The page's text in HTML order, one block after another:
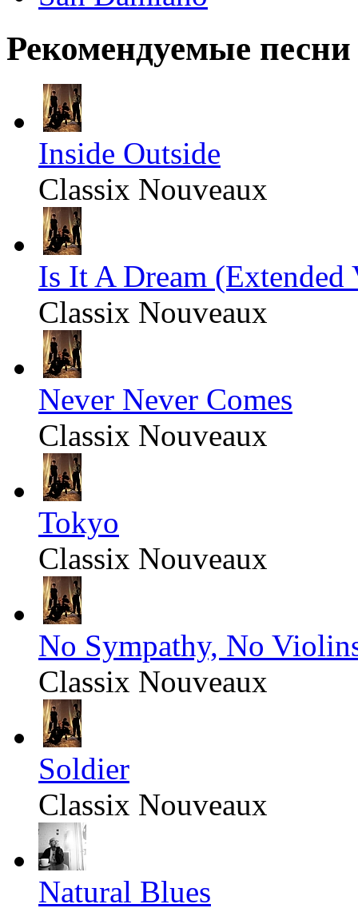
Рекомендуемые песни
Inside Outside
Classix Nouveaux
Is It A Dream (Extended
Classix Nouveaux
Never Never Comes
Classix Nouveaux
Tokyo
Classix Nouveaux
No Sympathy, No
Classix Nouveaux
Soldier
Classix Nouveaux
Natural Blues